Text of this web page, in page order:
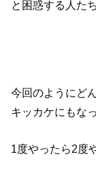
と困惑する人た
今回のようにど
キッカケにもな
1度やったら2度